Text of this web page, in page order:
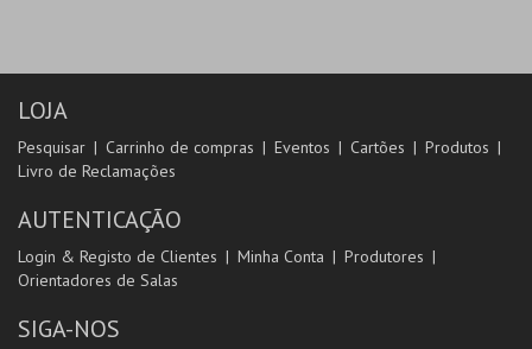
LOJA
Pesquisar Carrinho de compras Eventos Cartões
Produtos
Livro de Reclamações
AUTENTICAÇÃO
Login & Registo de Clientes Minha Conta
Produtores
Orientadores de Salas
SIGA-NOS